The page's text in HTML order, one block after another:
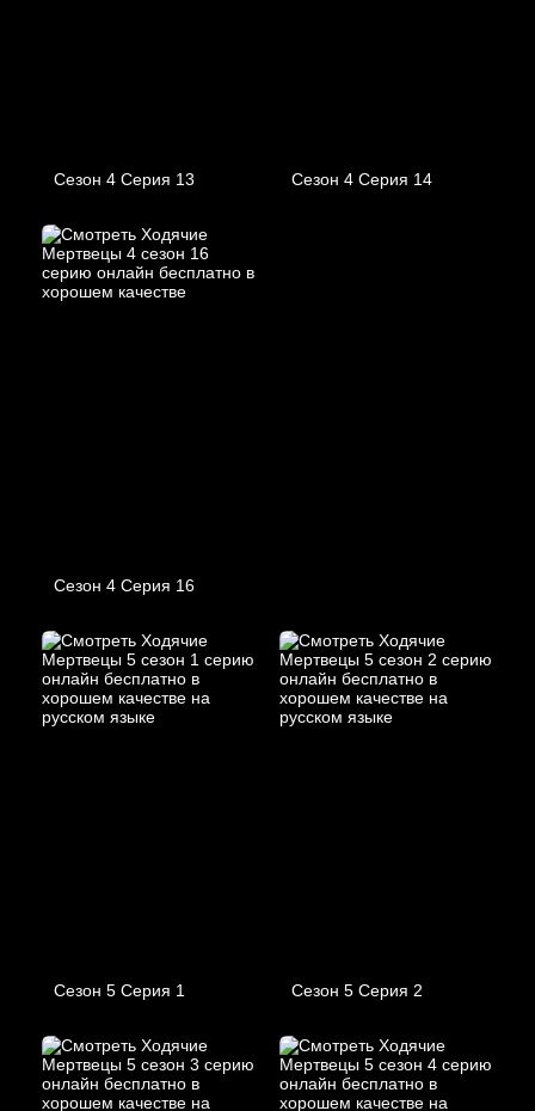
Сезон 4 Серия 13 Сезон 4 Серия 14
Сезон 4 Серия 16
Сезон 5 Серия 1 Сезон 5 Серия 2